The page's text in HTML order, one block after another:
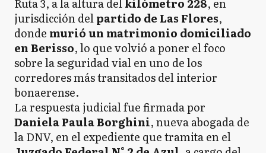
Ruta 3, a la altura delkilómetro 228, en
jurisdicción delpartido de Las Flores,
donde murió un matrimonio domiciliado
en Berisso, lo que volvió a poner el foco
sobre la seguridad vial en uno de los
corredores más transitados del interior
bonaerense.
La respuesta judicial fue firmada por
Daniela Paula Borghini, nueva abogada de
la DNV, en el expediente que tramita en el